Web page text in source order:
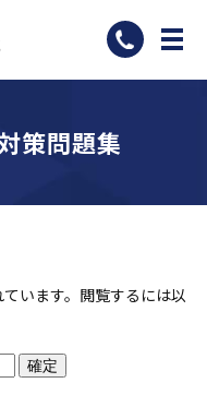
メ
策問題集
います。閲覧するには以